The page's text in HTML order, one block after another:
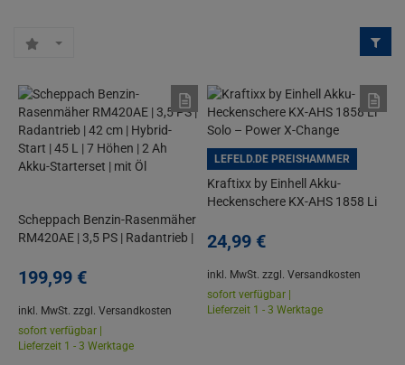
Scheppach Benzin-Rasenmäher
RM420AE | 3,5 PS | Radantrieb |
Höhen | 2 Ah Akku-Starterset |
mit Öl
199,99 €
inkl. MwSt. zzgl. Versandkosten
sofort verfügbar |
Lieferzeit 1 - 3 Werktage
LEFELD.DE PREISHAMMER
Kraftixx by Einhell Akku-
Heckenschere KX-AHS 1858 Li
24,99 €
inkl. MwSt. zzgl. Versandkosten
sofort verfügbar |
Lieferzeit 1 - 3 Werktage